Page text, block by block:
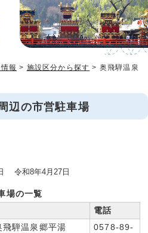
報 > 施設区分から探す > 奥飛騨温泉
辺の市営駐車場
令和8年4月27日
場の一覧
電話
飛騨温泉郷平湯
0578-89-